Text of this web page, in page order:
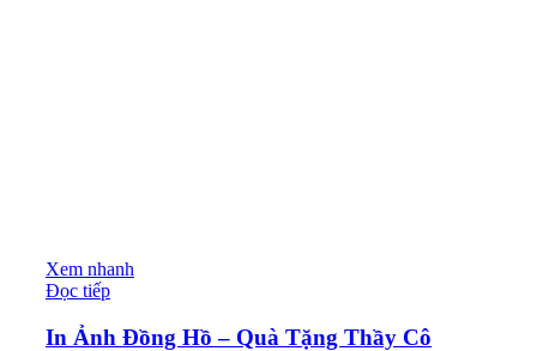
Xem nhanh
Đọc tiếp
In Ảnh Đồng Hồ – Quà Tặng Thầy Cô